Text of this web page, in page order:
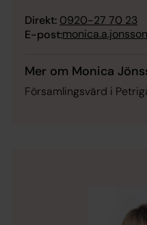
Direkt: 0920-27 70 23
E-post:
Mer om Monica
Församlingsvärd i